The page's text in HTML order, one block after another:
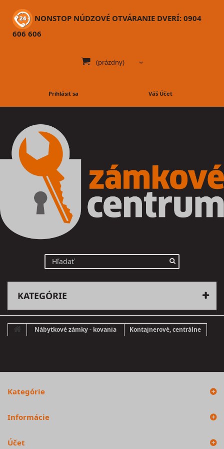
NONSTOP NÚDZOVÉ OTVÁRANIE DVERÍ: 0904
606 606
(prázdny)
Prihlásiť sa Váš Účet
KATEGÓRIE
Nábytkové zámky - kovania Kontajnerové, centrálne
Kategórie
Informácie
Účet